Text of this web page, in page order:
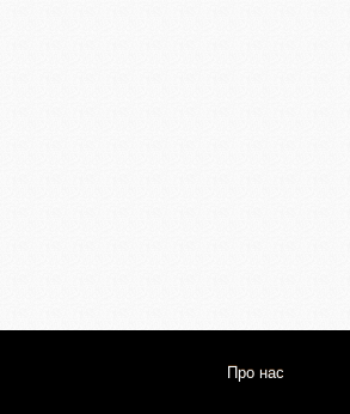
Про нас